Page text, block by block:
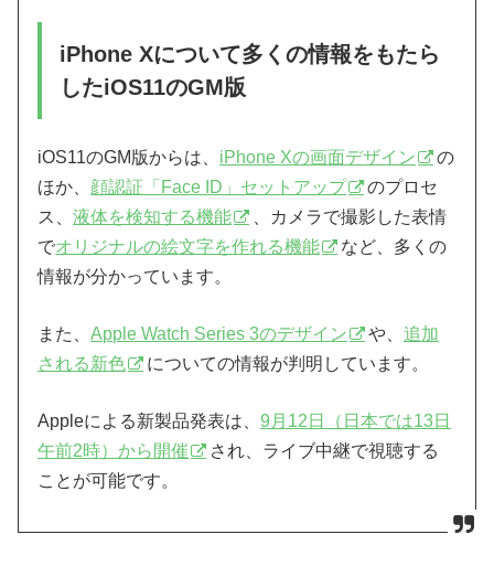
iPhone Xについて多くの情報をもたら
したiOS11のGM版
iOS11のGM版からは、 iPhone Xの画面デザイン
の
ほか、 顔認証「Face ID」セットアップ
のプロセ
ス、液体を検知する機能
、カメラで撮影した表情
でオリジナルの絵文字を作れる機能
など、多くの
情報が分かっています。
また、Apple Watch Series 3のデザイン や、追加
される新色
についての情報が判明しています。
Appleによる新製品発表は、9月12日（日本では13日
午前2時）から開催
され、ライブ中継で視聴する
ことが可能です。